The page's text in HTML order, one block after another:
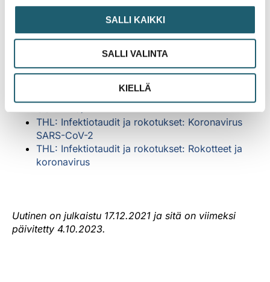
SALLI KAIKKI
SALLI VALINTA
KIELLÄ
Lisätietoa:
Torjuttavat taudit: Koronavirus COVID-19
Terveyskirjasto: Koronavirus (SARS-CoV-2,
THL: Infektiotaudit ja rokotukset: Koronavirus
SARS-CoV-2
THL: Infektiotaudit ja rokotukset: Rokotteet ja
koronavirus
Uutinen on julkaistu 17.12.2021 ja sitä on viimeksi
päivitetty 4.10.2023.